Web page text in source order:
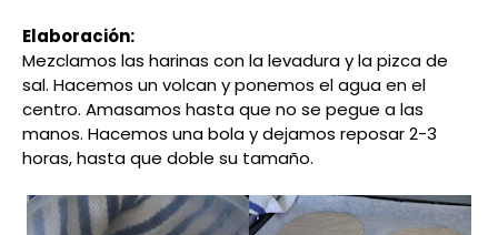
Elaboración:
Mezclamos las harinas con la levadura y la pizca de
sal. Hacemos un volcan y ponemos el agua en el
centro. Amasamos hasta que no se pegue a las
manos. Hacemos una bola y dejamos reposar 2-3
horas, hasta que doble su tamaño.